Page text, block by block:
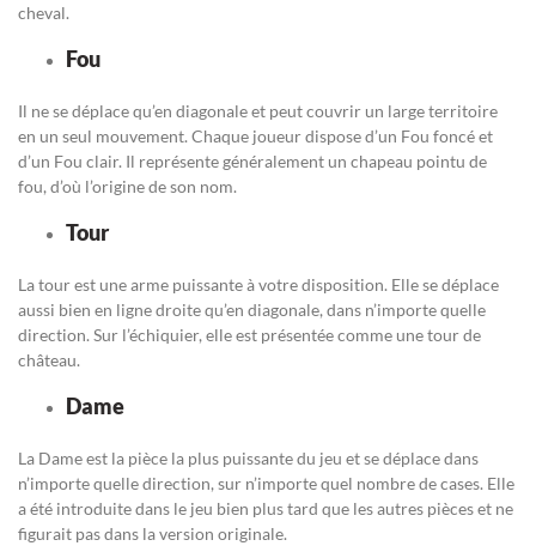
cheval.
Fou
Il ne se déplace qu’en diagonale et peut couvrir un large territoire
en un seul mouvement. Chaque joueur dispose d’un Fou foncé et
d’un Fou clair. Il représente généralement un chapeau pointu de
fou, d’où l’origine de son nom.
Tour
La tour est une arme puissante à votre disposition. Elle se déplace
aussi bien en ligne droite qu’en diagonale, dans n’importe quelle
direction. Sur l’échiquier, elle est présentée comme une tour de
château.
Dame
La Dame est la pièce la plus puissante du jeu et se déplace dans
n’importe quelle direction, sur n’importe quel nombre de cases. Elle
a été introduite dans le jeu bien plus tard que les autres pièces et ne
figurait pas dans la version originale.